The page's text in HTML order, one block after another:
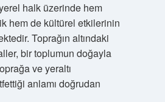
halk üzerinde hem
hem de kültürel etkilerinin
Toprağın altındaki
bir toplumun doğayla
ve yeraltı
anlamı doğrudan